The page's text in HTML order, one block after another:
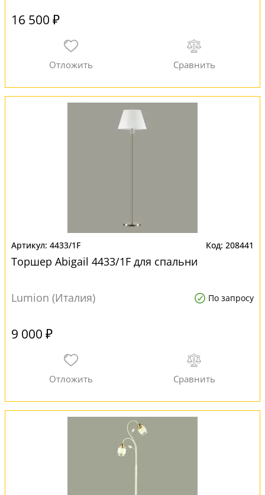
16 500 ₽
4433/1F 208441
Торшер Abigail 4433/1F для спальни
Lumion (Италия) По запросу
9 000 ₽